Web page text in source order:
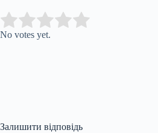
Rate this item:
No votes yet.
Залишити відповідь